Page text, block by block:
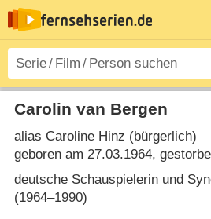
Carolin van Bergen
alias Caroline Hinz (bürgerlich)
geboren am 27.03.1964,
deutsche Schauspielerin und
(1964⁠–⁠1990)